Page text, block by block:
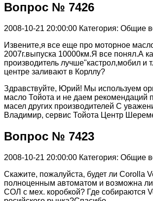
Вопрос № 7426
2008-10-21 20:00:00 Категория: Общие
Извените,я все еще про моторное
2007г.выпуска 10000км.Я все понял.А
производитель лучше"кастрол,мобил и
центре заливают в Корллу?
Здравствуйте, Юрий! Мы используем
масло Тойота и не даем рекомендаций
масел других производителей С
Владимир, сервис Тойота Центр
Вопрос № 7423
2008-10-21 20:00:00 Категория: Общие
Скажите, пожалуйста, будет ли Corolla
полноценным автоматом и возможна
СОЛ с мех. коробкой? Где собираются